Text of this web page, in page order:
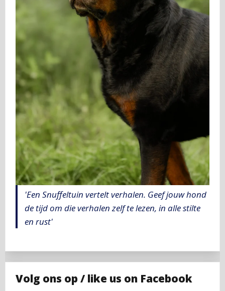
'Een Snuffeltuin vertelt verhalen. Geef jouw hond
de tijd om die verhalen zelf te lezen, in alle stilte
en rust'
Volg ons op / like us on Facebook